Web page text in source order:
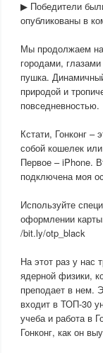
▶ Победители
опубликованы в
Мы продолжаем
городами,
пушка.
природой и
повседневностью.
Кстати, Гонконг –
собой кошелек
Первое – iPhone.
подключена моя
Используйте
оформлении
/bit.ly/otp_black
На этот раз у нас
ядерной физики,
преподает в нем.
входит в ТОП-30
учеба и работа в
Гонконг, как он